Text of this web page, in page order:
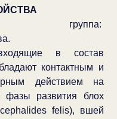
группа:
в состав
контактным и
действием на
фазы развития блох
felis), вшей